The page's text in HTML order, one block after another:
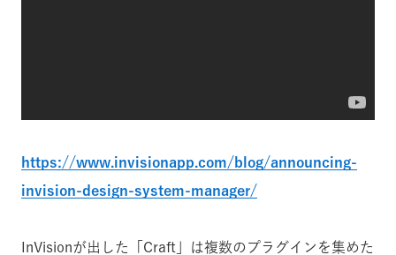
https://www.invisionapp.com/blog/announcing-
invision-design-system-manager/
InVisionが出した「Craft」は複数のプラグインを集めた